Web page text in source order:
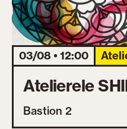
03/08 • 12:00
Atelierele
Bastion 2